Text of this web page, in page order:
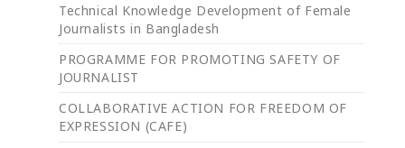
Technical Knowledge Development of Female
Journalists in Bangladesh
PROGRAMME FOR PROMOTING SAFETY OF
JOURNALIST
COLLABORATIVE ACTION FOR FREEDOM OF
EXPRESSION (CAFE)